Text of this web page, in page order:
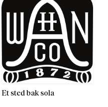
Et sted bak sola